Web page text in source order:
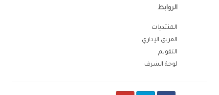
الروابط
المنتديات
الفريق الإداري
التقويم
لوحة الشرف